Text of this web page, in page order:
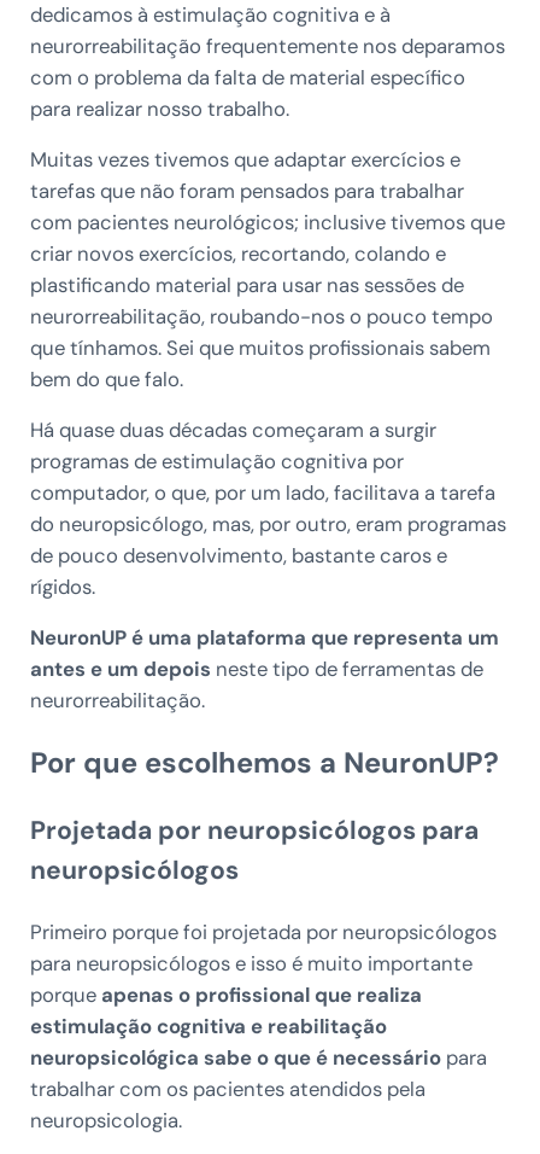
dedicamos à estimulação cognitiva e à
neurorreabilitação frequentemente nos deparamos
com o problema da falta de material específico
para realizar nosso trabalho.
Muitas vezes tivemos que adaptar exercícios e
tarefas que não foram pensados para trabalhar
com pacientes neurológicos; inclusive tivemos que
criar novos exercícios, recortando, colando e
plastificando material para usar nas sessões de
neurorreabilitação, roubando-nos o pouco tempo
que tínhamos. Sei que muitos profissionais sabem
bem do que falo.
Há quase duas décadas começaram a surgir
programas de estimulação cognitiva por
computador, o que, por um lado, facilitava a tarefa
do neuropsicólogo, mas, por outro, eram programas
de pouco desenvolvimento, bastante caros e
rígidos.
NeuronUP é uma plataforma que representa um
antes e um depois neste tipo de ferramentas de
neurorreabilitação.
Por que escolhemos a NeuronUP?
Projetada por neuropsicólogos para
neuropsicólogos
Primeiro porque foi projetada por neuropsicólogos
para neuropsicólogos e isso é muito importante
porque apenas o profissional que realiza
estimulação cognitiva e reabilitação
neuropsicológica sabe o que é necessáriopara
trabalhar com os pacientes atendidos pela
neuropsicologia.